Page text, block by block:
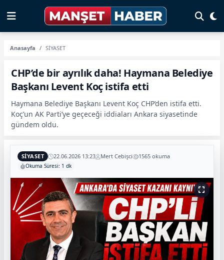
Anasayfa SİYASET
CHP’de bir ayrılık daha! Haymana Belediye
Başkanı Levent Koç istifa etti
Haymana Belediye Başkanı Levent Koç CHP’den istifa etti.
Koç’un AK Parti’ye geçeceği iddiaları Ankara siyasetinde
gündem oldu.
SİYASET 22.06.2026 13:23 Mert Cebişci 1565 okuma
Okuma Süresi: 1 dk